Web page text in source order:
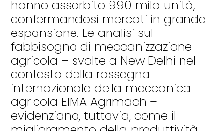
hanno assorbito 990 mila unità,
confermandosi mercati in grande
espansione. Le analisi sul
fabbisogno di meccanizzazione
agricola – svolte a New Delhi nel
contesto della rassegna
internazionale della meccanica
agricola EIMA Agrimach –
evidenziano, tuttavia, come il